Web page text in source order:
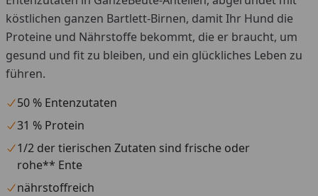
köstlichen ganzen Bartlett-Birnen, damit Ihr Hund die
Proteine und Nährstoffe bekommt, die er braucht, um
gesund und fit zu bleiben, und ein glückliches Leben zu
führen.
50 % Entenzutaten
31 % Protein
1/2 der tierischen Zutaten sind frische oder
rohe** Ente
nährstoffreich